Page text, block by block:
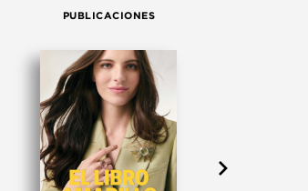
PUBLICACIONES